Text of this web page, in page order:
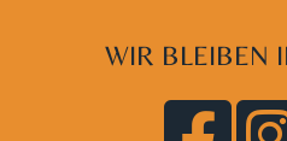
WIR BLEIBEN